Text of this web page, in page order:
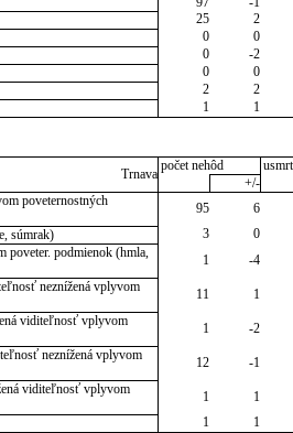
25
2
0
0
0
-2
0
0
2
2
1 1
Trnava
počet nehôd
+/-
poveternostných
95
6
súmrak)
3
0
poveter. podmienok (hmla,
1
-4
neznížená vplyvom
11
1
viditeľnosť vplyvom
1
-2
neznížená vplyvom
12
-1
viditeľnosť vplyvom
1
1
1 1